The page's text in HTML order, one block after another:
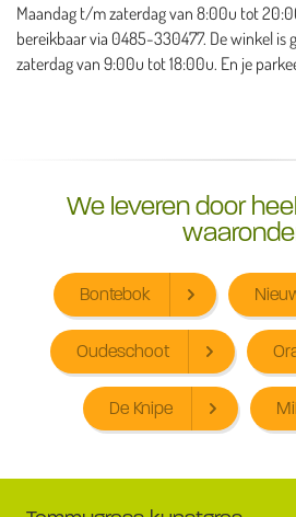
Maandag t/m zaterdag van 8:00u tot
bereikbaar via 0485-330477. De winkel is
zaterdag van 9:00u tot 18:00u. En je
We leveren door
Bontebok
Oudeschoot
De Knipe